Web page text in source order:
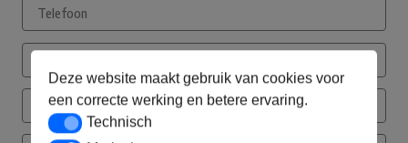
Deze website maakt gebruik van cookies voor
een correcte werking en betere ervaring.
TechnischTechnisch